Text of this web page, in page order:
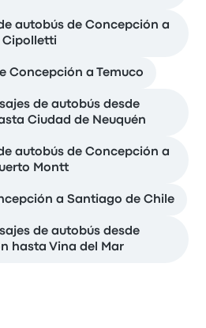
autobús de Concepción a
Cipolletti
Concepción a Temuco
de autobús desde
Ciudad de Neuquén
autobús de Concepción a
Montt
a Santiago de Chile
de autobús desde
hasta Vina del Mar